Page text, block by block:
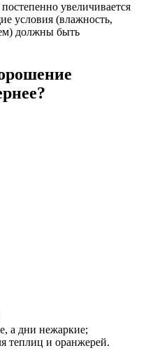
увеличивается
условия (влажность,
должны быть
а дни нежаркие;
теплиц и оранжерей.